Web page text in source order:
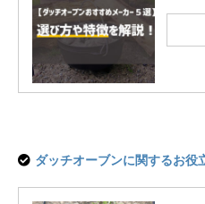
ダッチオーブンに関するお役